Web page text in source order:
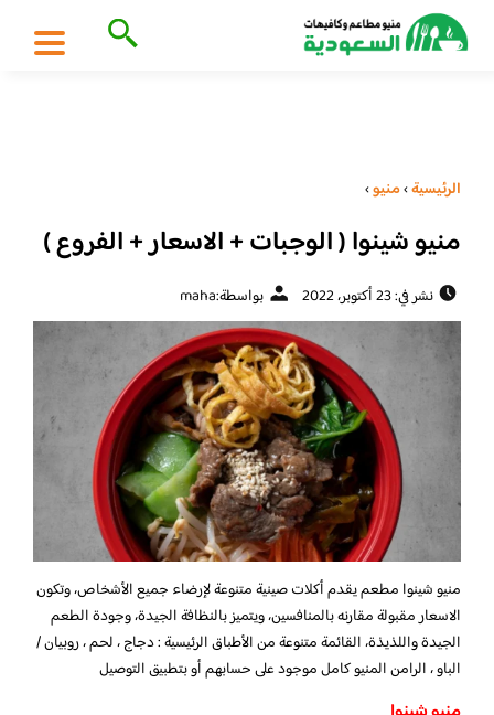
الرئيسية›منيو›
منيو شينوا ( الوجبات + الاسعار + الفروع )
نشر في: 23 أكتوبر، 2022 بواسطة:maha
منيو شينوا مطعم يقدم أكلات صينية متنوعة لإرضاء جميع الأشخاص، وتكون
الاسعار مقبولة مقارنه بالمنافسين، ويتميز بالنظافة الجيدة، وجودة الطعم
الجيدة واللذيذة، القائمة متنوعة من الأطباق الرئيسية : دجاج ، لحم ، روبيان /
الباو ، الرامن المنيو كامل موجود على حسابهم أو بتطبيق التوصيل